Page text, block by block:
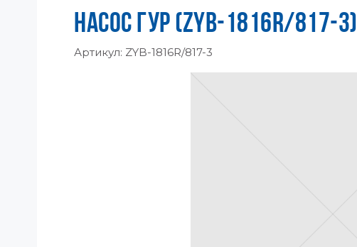
НАСОС ГУР (ZYB-1816R/817-3)
Артикул: ZYB-1816R/817-3